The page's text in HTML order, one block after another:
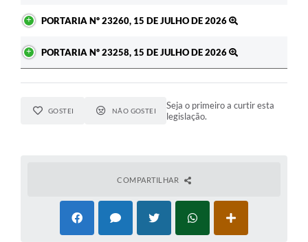
PORTARIA Nº 23260, 15 DE JULHO DE 2026
PORTARIA Nº 23258, 15 DE JULHO DE 2026
GOSTEI NÃO GOSTEI
Seja o primeiro a curtir esta
legislação.
COMPARTILHAR